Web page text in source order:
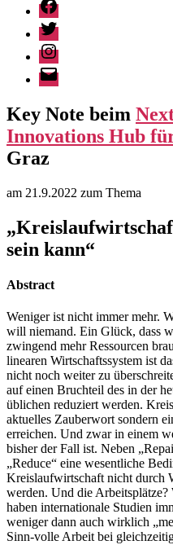
Twitter
Instagram
E-
Mail
Key Note beim
Innovations Hub
Graz
am 21.9.2022 zum Thema
sein kann“
Abstract
Weniger ist nicht immer mehr.
will niemand. Ein Glück, dass
zwingend mehr Ressourcen
linearen Wirtschaftssystem ist
nicht noch weiter zu
auf einen Bruchteil des in der
üblichen reduziert werden.
aktuelles Zauberwort sondern
erreichen. Und zwar in einem
bisher der Fall ist. Neben
„Reduce“ eine wesentliche
Kreislaufwirtschaft nicht durch
werden. Und die Arbeitsplätze?
haben internationale Studien
weniger dann auch wirklich
Sinn-volle Arbeit bei